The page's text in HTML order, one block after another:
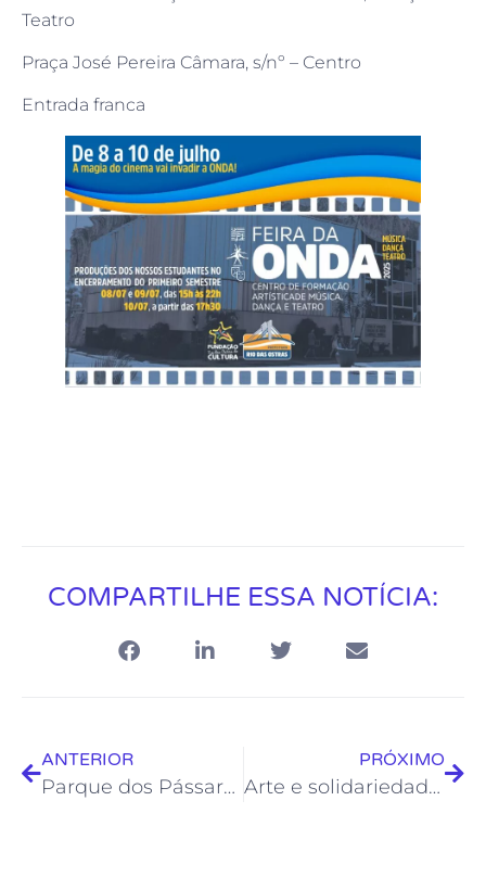
Teatro
Praça José Pereira Câmara, s/nº – Centro
Entrada franca
COMPARTILHE ESSA NOTÍCIA:
ANTERIOR
Parque dos Pássaros tem sábado de arte, bem-estar e conexão com a natureza
PRÓXIMO
Arte e solidariedade animam Teatro Municipal na quarta, 9